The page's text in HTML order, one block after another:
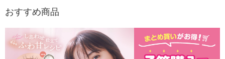
おすすめ商品